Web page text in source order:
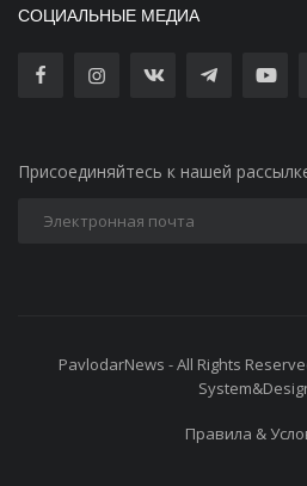
СОЦИАЛЬНЫЕ МЕДИА
Присоединяйтесь к нашей
PavlodarNews - All Rights
Правила &